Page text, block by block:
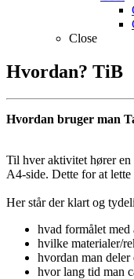
Close
Hvordan? TiB
Hvordan bruger man
Til hver aktivitet hører en
A4-side. Dette for at
Her står der klart og
hvad formålet
hvilke materialer/
hvordan man deler
hvor lang tid man